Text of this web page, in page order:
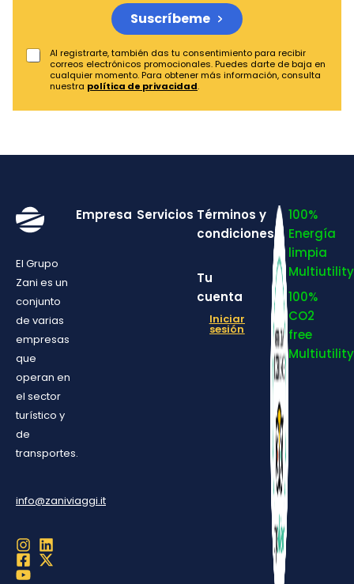
Al registrarte, también das tu consentimiento para recibir
correos electrónicos promocionales. Puedes darte de baja en
cualquier momento. Para obtener más información, consulta
nuestra política de privacidad.
Suscríbeme
El Grupo
Zani es un
conjunto
de varias
empresas
que
operan en
el sector
turístico y
de
transportes.
info@zaniviaggi.it
Empresa Servicios Términos y
condiciones
Tu
cuenta
Iniciar
sesión
100%
Energía
limpia
Multiutility
100%
CO2
free
Multiutility